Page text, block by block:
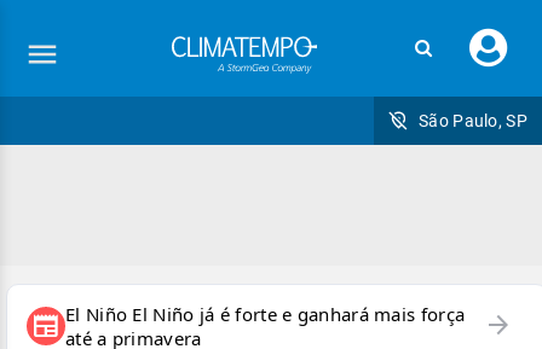
seu
São Paulo, SP
newspaper El Niño El Niño já é forte e ganhará mais força
até a primavera
arrow_forward